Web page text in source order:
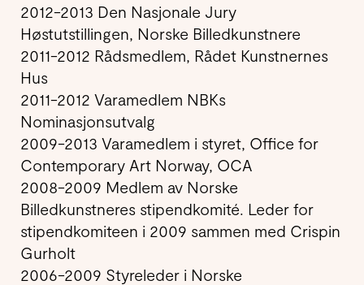
2012-2013 Den Nasjonale Jury
Høstutstillingen, Norske Billedkunstnere
2011-2012 Rådsmedlem, Rådet Kunstnernes
Hus
2011-2012 Varamedlem NBKs
Nominasjonsutvalg
2009-2013 Varamedlem i styret, Office for
Contemporary Art Norway, OCA
2008-2009 Medlem av Norske
Billedkunstneres stipendkomité. Leder for
stipendkomiteen i 2009 sammen med Crispin
Gurholt
2006-2009 Styreleder i Norske